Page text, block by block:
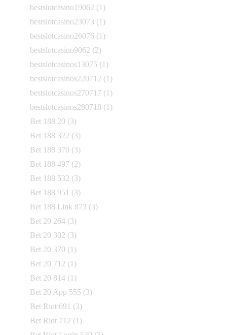
bestslotcasino19062 (1)
bestslotcasino23073 (1)
bestslotcasino26076 (1)
bestslotcasino9062 (2)
bestslotcasinos13075 (1)
bestslotcasinos220712 (1)
bestslotcasinos270717 (1)
bestslotcasinos280718 (1)
Bet 188 20 (3)
Bet 188 322 (3)
Bet 188 370 (3)
Bet 188 497 (2)
Bet 188 532 (3)
Bet 188 951 (3)
Bet 188 Link 873 (3)
Bet 20 264 (3)
Bet 20 302 (3)
Bet 20 370 (1)
Bet 20 712 (1)
Bet 20 814 (1)
Bet 20 App 555 (3)
Bet Riot 691 (3)
Bet Riot 712 (1)